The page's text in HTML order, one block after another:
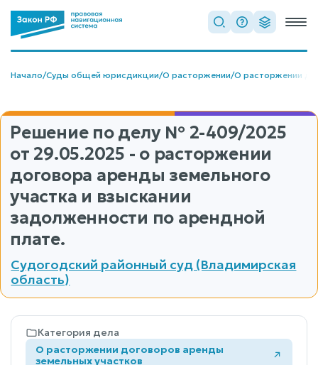
Начало/Суды общей юрисдикции/О расторжении/О расторжении
Решение по делу № 2-409/2025
от 29.05.2025 - о расторжении
договора аренды земельного
участка и взыскании
задолженности по арендной
плате.
Судогодский районный суд (Владимирская
область)
Категория дела
О расторжении договоров аренды
земельных участков